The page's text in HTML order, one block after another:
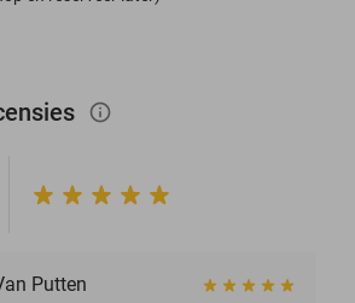
info_outlined
Putten